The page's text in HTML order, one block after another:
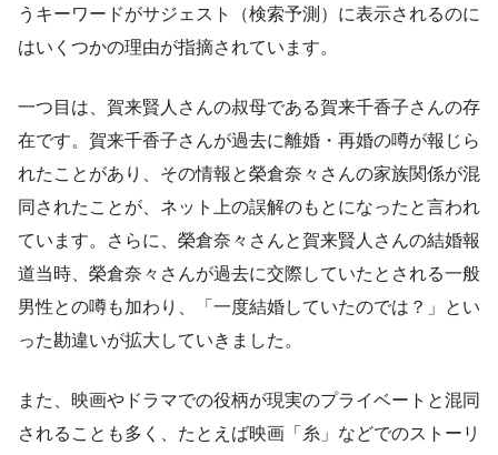
うキーワードがサジェスト（検索予測）に表示されるのに
はいくつかの理由が指摘されています。
一つ目は、賀来賢人さんの叔母である賀来千香子さんの存
在です。賀来千香子さんが過去に離婚・再婚の噂が報じら
れたことがあり、その情報と榮倉奈々さんの家族関係が混
同されたことが、ネット上の誤解のもとになったと言われ
ています。さらに、榮倉奈々さんと賀来賢人さんの結婚報
道当時、榮倉奈々さんが過去に交際していたとされる一般
男性との噂も加わり、「一度結婚していたのでは？」とい
った勘違いが拡大していきました。
また、映画やドラマでの役柄が現実のプライベートと混同
されることも多く、たとえば映画「糸」などでのストーリ